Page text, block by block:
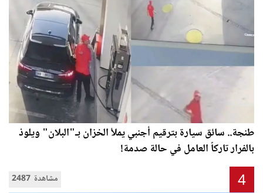
طنجة.. سائق سيارة بترقيم أجنبي يملأ الخزان بـ"البلان" ويلوذ
بالفرار تاركاً العامل في حالة صدمة!
2487 مشاهدة 4